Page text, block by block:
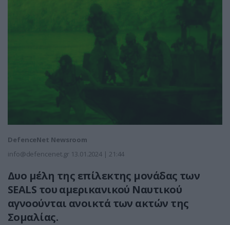
DefenceNet Newsroom
info@defencenet.gr 13.01.2024 | 21:44
Δυο μέλη της επίλεκτης μονάδας των
SEALS του αμερικανικού Ναυτικού
αγνοούνται ανοικτά των ακτών της
Σομαλίας.